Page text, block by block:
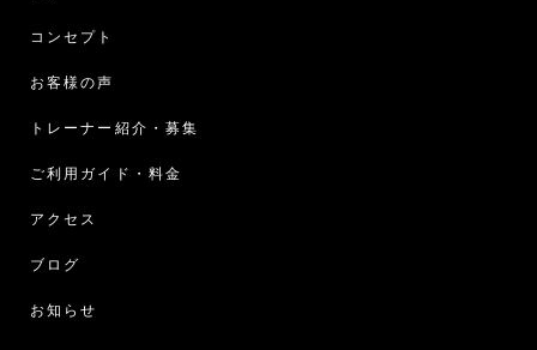
コンセプト
お客様の声
トレーナー紹介・募集
ご利用ガイド・料金
アクセス
ブログ
お知らせ